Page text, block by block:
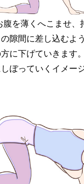
を薄くへこませ、
隙間に差し込むよ
に下げていきます
ぼっていくイメー